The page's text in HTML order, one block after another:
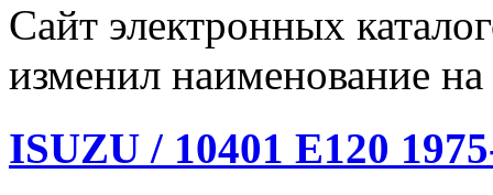
Сайт электронных
изменил наименование на
ISUZU / 10401 E120